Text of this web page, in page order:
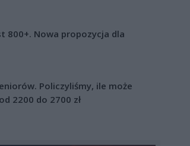
800+. Nowa propozycja dla
Policzyliśmy, ile może
2200 do 2700 zł